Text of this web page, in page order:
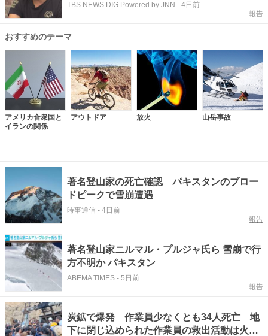
TBS NEWS DIG Powered by JNN - 4日前
報告
おすすめのテーマ
アメリカ合衆国と
イランの関係
アウトドア 放火 山岳事故
著名登山家の死亡確認 パキスタンのブロー
ドピークで雪崩遭遇
時事通信 - 4日前
報告
著名登山家ニルマル・プルジャ氏ら 雪崩で行
方不明か パキスタン
ABEMA TIMES - 5日前
報告
炭鉱で爆発 作業員少なくとも34人死亡 地
下に閉じ込められた作業員の救出活動は火災